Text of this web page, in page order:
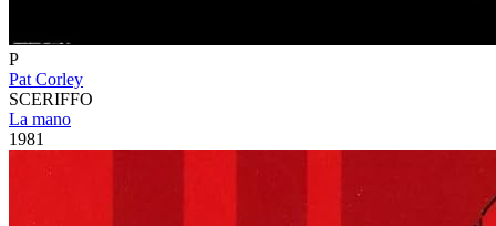
P
Pat Corley
SCERIFFO
La mano
1981